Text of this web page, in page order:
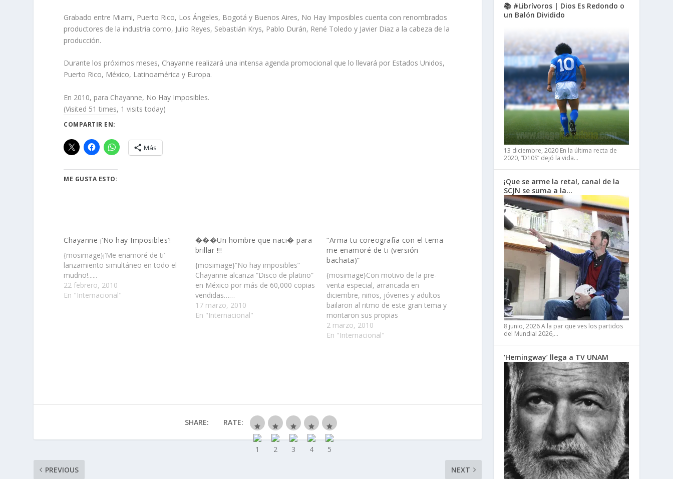
Grabado entre Miami, Puerto Rico, Los Ángeles, Bogotá y Buenos Aires, No Hay Imposibles cuenta con renombrados
productores de la industria como, Julio Reyes, Sebastián Krys, Pablo Durán, René Toledo y Javier Diaz a la cabeza de la
producción.
Durante los próximos meses, Chayanne realizará una intensa agenda promocional que lo llevará por Estados Unidos,
Puerto Rico, México, Latinoamérica y Europa.
En 2010, para Chayanne, No Hay Imposibles.
(Visited 51 times, 1 visits today)
COMPARTIR EN:
Más
ME GUSTA ESTO:
Chayanne ¡‘No hay Imposibles’!
{mosimage}¡‘Me enamoré de ti’
lanzamiento simultáneo en todo el
mudno!......
22 febrero, 2010
En "Internacional"
���Un hombre que naci� para
brillar !!!
{mosimage}“No hay imposibles”
Chayanne alcanza “Disco de platino”
en México por más de 60,000 copias
vendidas……
17 marzo, 2010
En "Internacional"
“Arma tu coreografía con el tema
me enamoré de ti (versión
bachata)”
{mosimage}Con motivo de la pre-
venta especial, arrancada en
diciembre, niños, jóvenes y adultos
bailaron al ritmo de este gran tema y
montaron sus propias
coreografías……
2 marzo, 2010
En "Internacional"
SHARE: RATE:
PREVIOUS NEXT
📚 #Librívoros | Dios Es Redondo o
un Balón Dividido
13 diciembre, 2020 En la última recta de
2020, “D10S” dejó la vida…
¡Que se arme la reta!, canal de la
SCJN se suma a la…
8 junio, 2026A la par que ves los partidos
del Mundial 2026,…
‘Hemingway’ llega a TV UNAM